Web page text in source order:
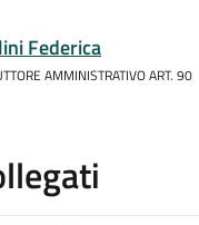
Federica
AMMINISTRATIVO ART. 90